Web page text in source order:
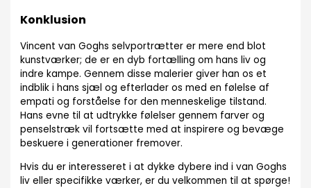
Konklusion
Vincent van Goghs selvportrætter er mere end blot
kunstværker; de er en dyb fortælling om hans liv og
indre kampe. Gennem disse malerier giver han os et
indblik i hans sjæl og efterlader os med en følelse af
empati og forståelse for den menneskelige tilstand.
Hans evne til at udtrykke følelser gennem farver og
penselstræk vil fortsætte med at inspirere og bevæge
beskuere i generationer fremover.
Hvis du er interesseret i at dykke dybere ind i van Goghs
liv eller specifikke værker, er du velkommen til at spørge!